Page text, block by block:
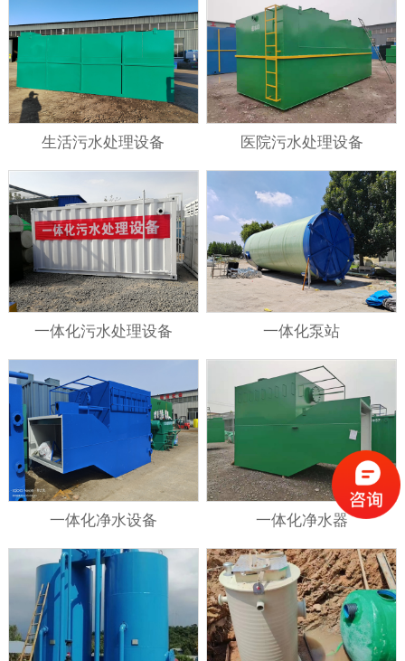
生活污水处理设备 医院污水处理设备
一体化污水处理设备 一体化泵站
一体化净水设备 一体化净水器